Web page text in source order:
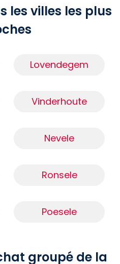
les villes les plus
Lovendegem
Vinderhoute
Nevele
Ronsele
Poesele
groupé de la